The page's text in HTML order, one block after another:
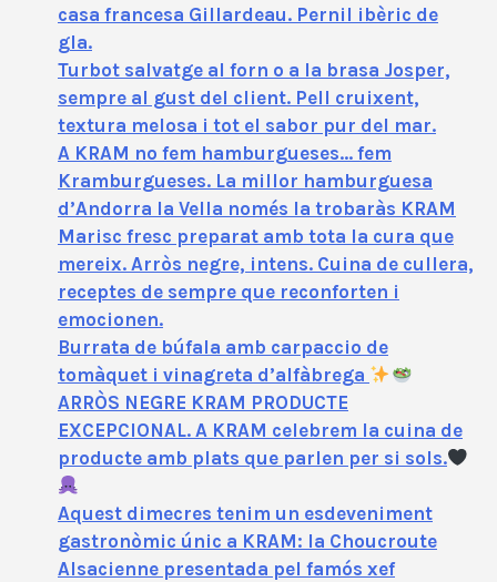
casa francesa Gillardeau. Pernil ibèric de
gla.
Turbot salvatge al forn o a la brasa Josper,
sempre al gust del client. Pell cruixent,
textura melosa i tot el sabor pur del mar.
A KRAM no fem hamburgueses… fem
Kramburgueses. La millor hamburguesa
d’Andorra la Vella només la trobaràs KRAM
Marisc fresc preparat amb tota la cura que
mereix. Arròs negre, intens. Cuina de cullera,
receptes de sempre que reconforten i
emocionen.
Burrata de búfala amb carpaccio de
tomàquet i vinagreta d’alfàbrega
ARRÒS NEGRE KRAM PRODUCTE
EXCEPCIONAL. A KRAM celebrem la cuina de
producte amb plats que parlen per si sols.
Aquest dimecres tenim un esdeveniment
gastronòmic únic a KRAM: la Choucroute
Alsacienne presentada pel famós xef